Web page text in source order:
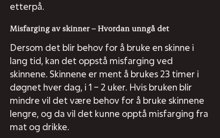
etterpå.
Misfarging av skinner – Hvordan unngå det
Dersom det blir behov for å bruke en skinne i
lang tid, kan det oppstå misfarging ved
skinnene. Skinnene er ment å brukes 23 timer i
døgnet hver dag, i 1 – 2 uker. Hvis bruken blir
mindre vil det være behov for å bruke skinnene
lengre, og da vil det kunne opptå misfarging fra
mat og drikke.